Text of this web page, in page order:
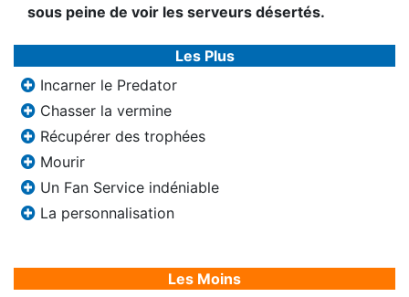
sous peine de voir les serveurs désertés.
Les Plus
Incarner le Predator
Chasser la vermine
Récupérer des trophées
Mourir
Un Fan Service indéniable
La personnalisation
Les Moins